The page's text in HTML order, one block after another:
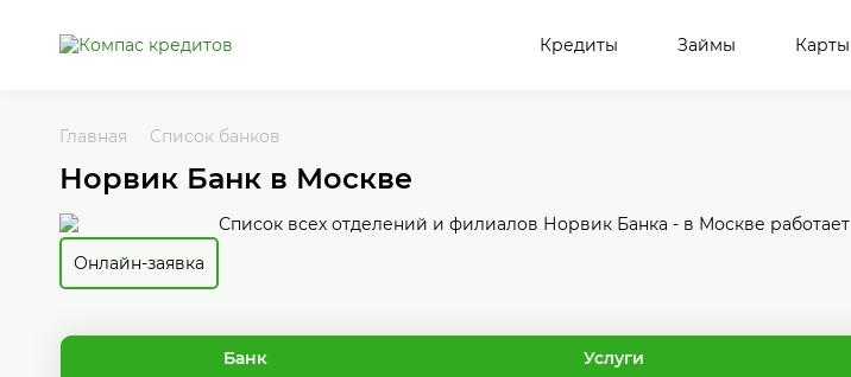
Кредиты Займы Карты
Главная Список банков
Норвик Банк в Москве
Онлайн-заявка
Список всех отделений и филиалов Норвик Банка - в Москве работает
Банк Услуги